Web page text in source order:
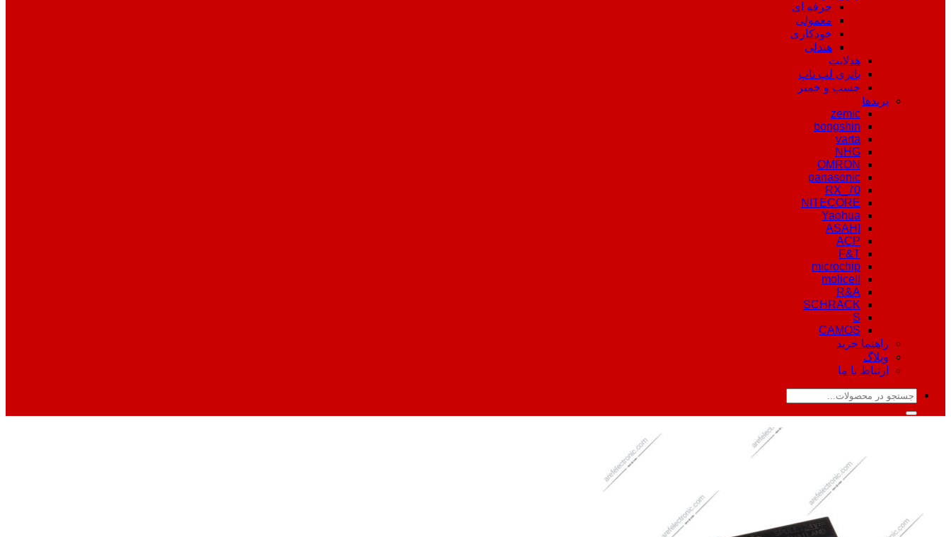
حرفه ای
معمولی
خودکاری
هندلی
هدلایت
باتری لپ تاپ
چسب و خمیر
برندها
zemic
bongshin
varta
NHG
OMRON
panasonic
RX_70
NITECORE
Yaohua
ASAHI
ACP
F&T
microchip
molicell
R&A
SCHRACK
S
CAMOS
راهنما خرید
وبلاگ
ارتباط با ما
جستجو